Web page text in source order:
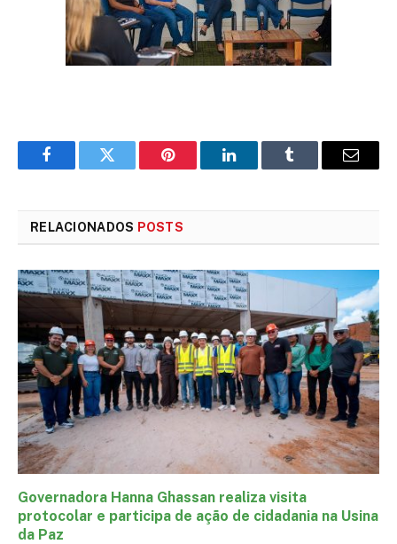
FacebookTwitter Pinterest LinkedInTumblr
E-
RELACIONADOS POSTS
Governadora Hanna Ghassan realiza visita
protocolar e participa de ação de cidadania na Usina
da Paz